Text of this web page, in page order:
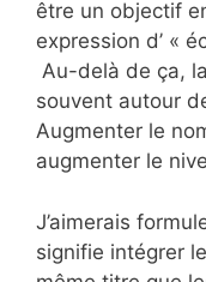
être un objectif
expression d’ «
Au-delà de ça,
souvent autour
Augmenter le
augmenter le
J’aimerais
signifie intégrer